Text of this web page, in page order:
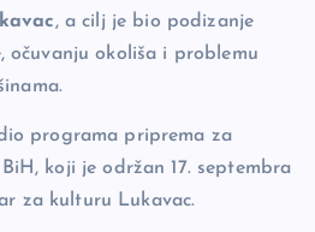
, a cilj je bio podizanje
očuvanju okoliša i problemu
programa priprema za
koji je održan 17. septembra
za kulturu Lukavac.